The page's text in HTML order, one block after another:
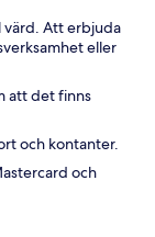
värd. Att erbjuda
eller
att det finns
och kontanter.
och